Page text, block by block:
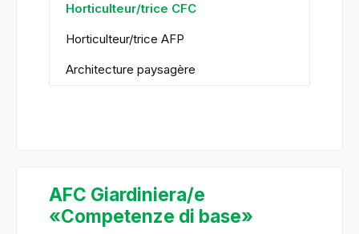
Horticulteur/trice CFC
Horticulteur/trice AFP
Architecture paysagère
AFC Giardiniera/e
«Competenze di base»